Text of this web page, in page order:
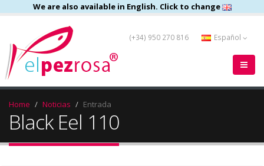
We are also available in English. Click to change
(+34) 950 270 816 Español
Home Noticias Entrada
Black Eel 110